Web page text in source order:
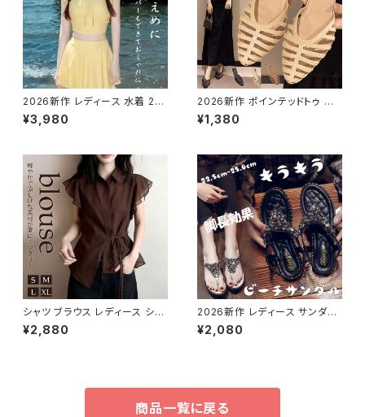
2026新作 レディース 水着 2点
セット スカート スプリット 水着
フリル袖 背中見せ セクシー
¥3,980
2026新作 ポインテッドトゥ フラ
ット 夏サンダル 通気性 ミュール
抜け感 軽い
¥1,380
シャツ ブラウス レディース シア
ー 透け感 襟付き 前開きシャツ
大人 きれいめ 上品 エレガント
¥2,880
2026新作 レディース サンダル
スタイルアップ 華奢 キラキラ 美
脚 脚長 グラディエーター トング
¥2,080
商品一覧に戻る